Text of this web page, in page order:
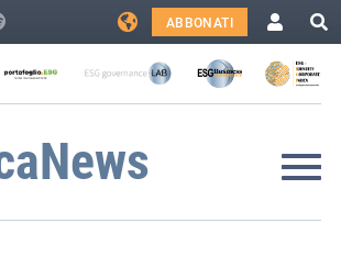
ABBONATI